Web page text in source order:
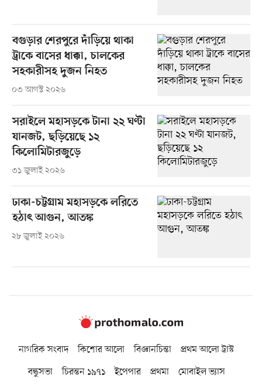
বগুড়ার শেরপুরে দাঁড়িয়ে থাকা
ট্রাকে বাসের ধাক্কা, চালকের
সহকারীসহ দুজন নিহত
০৩ আগস্ট ২০২৬
সরাইলে মহাসড়কে টানা ২২ ঘণ্টা
যানজট, ছড়িয়েছে ১২
কিলোমিটারজুড়ে
৩১ জুলাই ২০২৬
ঢাকা-চট্টগ্রাম মহাসড়কে লরিতে
হঠাৎ আগুন, আতঙ্ক
২৮ জুলাই ২০২৬
নাগরিক সংবাদ কিশোর আলো বিজ্ঞানচিন্তা
প্রথম আলো ট্রাস্ট
বন্ধুসভা
চিরন্তন ১৯৭১ ইপেপার প্রথমা মোবাইল ভ্যাস